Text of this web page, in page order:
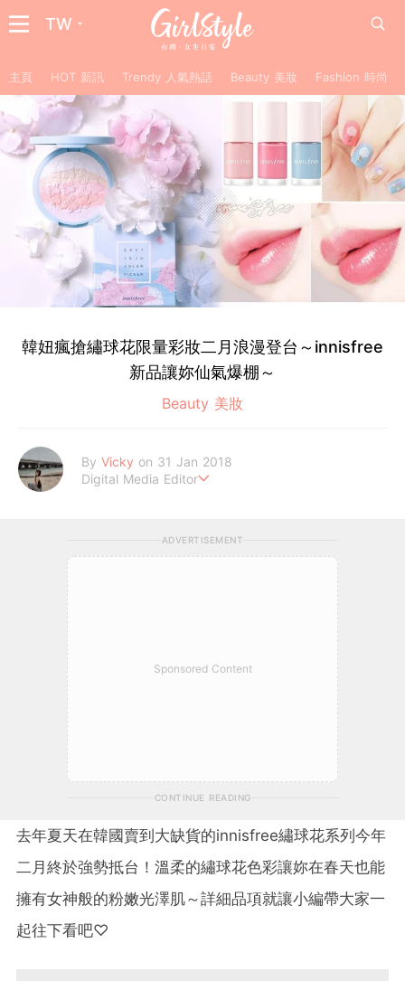
TW
主頁 HOT 新訊 Trendy 人氣熱話 Beauty 美妝 Fashion 時尚
韓妞瘋搶繡球花限量彩妝二月浪漫登台～innisfree
新品讓妳仙氣爆棚～
Beauty 美妝
By Vicky on 31 Jan 2018
Digital Media Editor
ADVERTISEMENT
Sponsored Content
CONTINUE READING
去年夏天在韓國賣到大缺貨的innisfree繡球花系列今年
二月終於強勢抵台！溫柔的繡球花色彩讓妳在春天也能
擁有女神般的粉嫩光澤肌～詳細品項就讓小編帶大家一
起往下看吧♡